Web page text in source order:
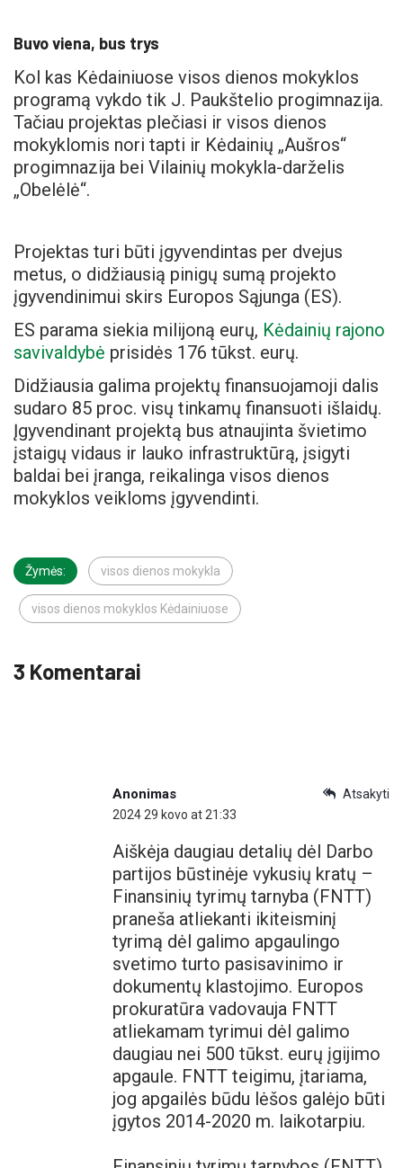
Buvo viena, bus trys
Kol kas Kėdainiuose visos dienos mokyklos
programą vykdo tik J. Paukštelio progimnazija.
Tačiau projektas plečiasi ir visos dienos
mokyklomis nori tapti ir Kėdainių „Aušros“
progimnazija bei Vilainių mokykla-darželis
„Obelėlė“.
Projektas turi būti įgyvendintas per dvejus
metus, o didžiausią pinigų sumą projekto
įgyvendinimui skirs Europos Sąjunga (ES).
ES parama siekia milijoną eurų, Kėdainių rajono
savivaldybė prisidės 176 tūkst. eurų.
Didžiausia galima projektų finansuojamoji dalis
sudaro 85 proc. visų tinkamų finansuoti išlaidų.
Įgyvendinant projektą bus atnaujinta švietimo
įstaigų vidaus ir lauko infrastruktūrą, įsigyti
baldai bei įranga, reikalinga visos dienos
mokyklos veikloms įgyvendinti.
Žymės: visos dienos mokykla
visos dienos mokyklos Kėdainiuose
3 Komentarai
Atsakyti
Anonimas
2024 29 kovo at 21:33
Aiškėja daugiau detalių dėl Darbo
partijos būstinėje vykusių kratų –
Finansinių tyrimų tarnyba (FNTT)
praneša atliekanti ikiteisminį
tyrimą dėl galimo apgaulingo
svetimo turto pasisavinimo ir
dokumentų klastojimo. Europos
prokuratūra vadovauja FNTT
atliekamam tyrimui dėl galimo
daugiau nei 500 tūkst. eurų įgijimo
apgaule. FNTT teigimu, įtariama,
jog apgailės būdu lėšos galėjo būti
įgytos 2014-2020 m. laikotarpiu.